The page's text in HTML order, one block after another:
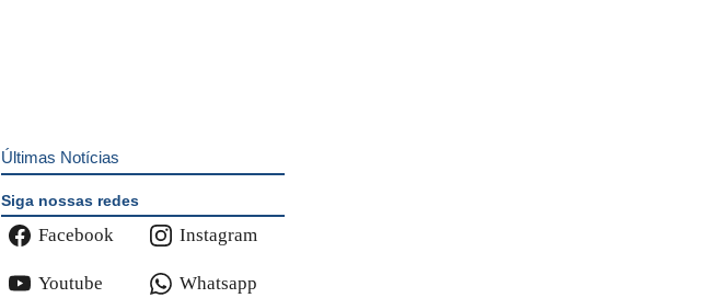
Últimas Notícias
Siga nossas redes
Facebook Instagram
Youtube Whatsapp